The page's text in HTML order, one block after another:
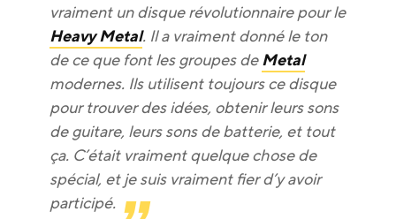
vraiment un disque révolutionnaire pour le
Heavy Metal. Il a vraiment donné le ton
de ce que font les groupes deMetal
modernes. Ils utilisent toujours ce disque
pour trouver des idées, obtenir leurs sons
de guitare, leurs sons de batterie, et tout
ça. C’était vraiment quelque chose de
spécial, et je suis vraiment fier d’y avoir
participé.